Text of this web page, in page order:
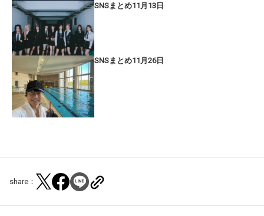
SNSまとめ11月13日
SNSまとめ11月26日
share：